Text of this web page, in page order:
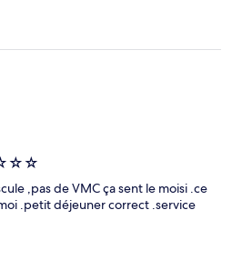
,pas de VMC ça sent le moisi .ce
.petit déjeuner correct .service